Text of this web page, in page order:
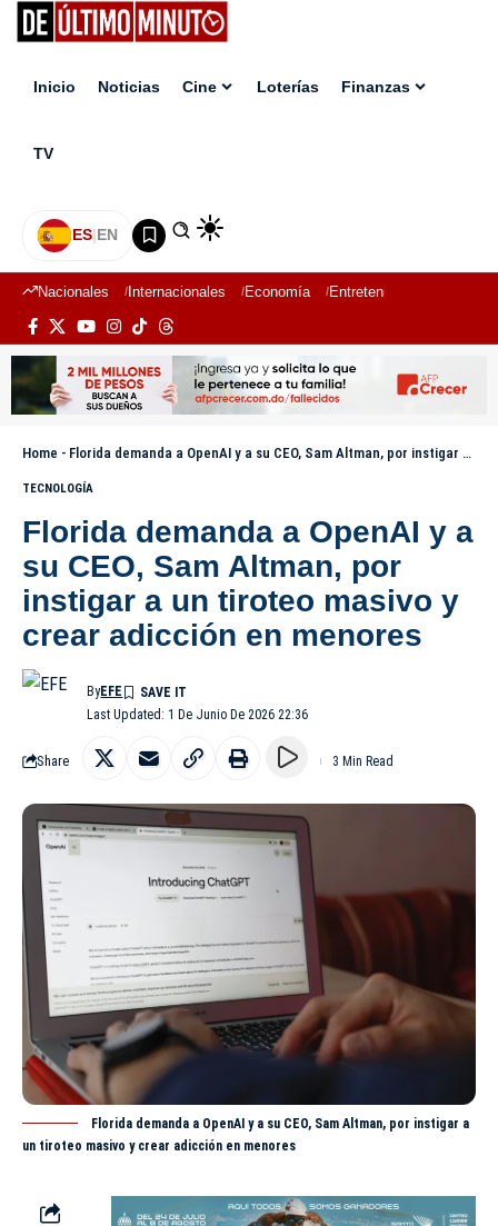
Inicio Noticias Cine Loterías Finanzas
TV
ES|EN
Nacionales Internacionales Economía Entretenimiento
Home - Florida demanda a OpenAI y a su CEO, Sam Altman, por instigar a un tiroteo masivo y crear adicción en menores
TECNOLOGÍA
Florida demanda a OpenAI y a
su CEO, Sam Altman, por
instigar a un tiroteo masivo y
crear adicción en menores
Last Updated: 1 De Junio De 2026 22:36
ByEFE
Share 3 Min Read
Florida demanda a OpenAI y a su CEO, Sam Altman, por instigar a
un tiroteo masivo y crear adicción en menores